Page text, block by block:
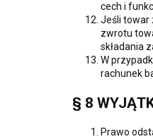
cech i
Jeśli towar
zwrotu
składania
W
rachunek
§ 8
Prawo